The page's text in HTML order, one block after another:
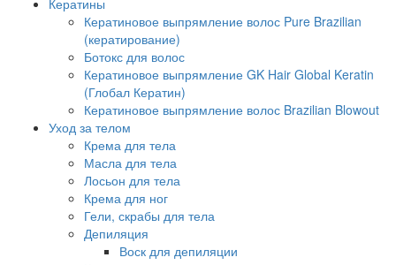
Кератины
Кератиновое выпрямление волос Pure Brazilian
(кератирование)
Ботокс для волос
Кератиновое выпрямление GK Hair Global Keratin
(Глобал Кератин)
Кератиновое выпрямление волос Brazilian Blowout
Уход за телом
Крема для тела
Масла для тела
Лосьон для тела
Крема для ног
Гели, скрабы для тела
Депиляция
Воск для депиляции